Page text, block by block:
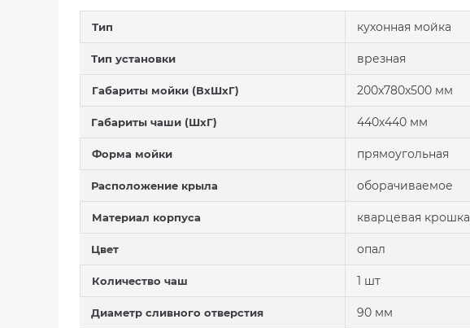
Тип кухонная мойка
Тип установки врезная
Габариты мойки (ВхШхГ) 200х780х500 мм
Габариты чаши (ШхГ) 440х440 мм
Форма мойки прямоугольная
Расположение крыла оборачиваемое
Материал корпуса кварцевая крошка
Цвет опал
Количество чаш 1 шт
Диаметр сливного отверстия 90 мм